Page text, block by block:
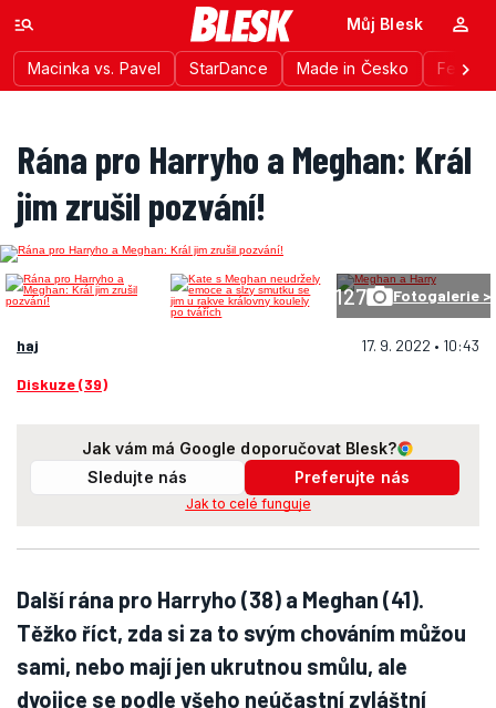
Macinka vs. Pavel StarDance Made in Česko
Můj Blesk
Rána pro Harryho a Meghan: Král
jim zrušil pozvání!
127 Fotogalerie >
haj 17. 9. 2022 • 10:43
Diskuze (39)
Jak vám má Google doporučovat Blesk?
Sledujte nás
Preferujte nás
Jak to celé funguje
Další rána pro Harryho (38) a Meghan (41).
Těžko říct, zda si za to svým chováním můžou
sami, nebo mají jen ukrutnou smůlu, ale
dvojice se podle všeho neúčastní zvláštní